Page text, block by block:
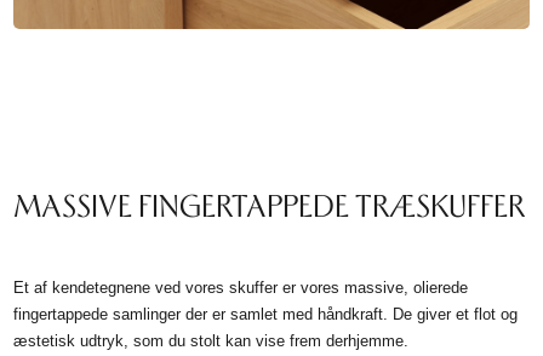
MASSIVE FINGERTAPPEDE TRÆSKUFFER
Et af kendetegnene ved vores skuffer er vores massive, olierede
fingertappede samlinger der er samlet med håndkraft. De giver et flot og
æstetisk udtryk, som du stolt kan vise frem derhjemme.